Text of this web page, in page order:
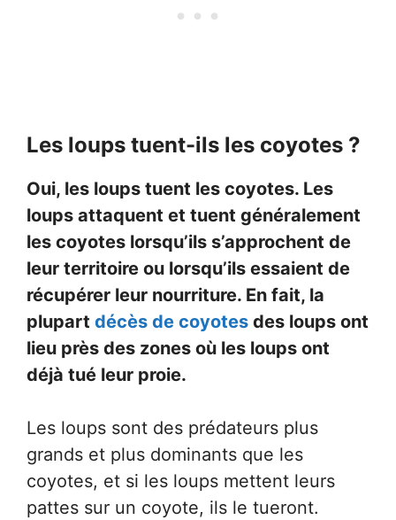
Les loups tuent-ils les coyotes ?
Oui, les loups tuent les coyotes. Les
loups attaquent et tuent généralement
les coyotes lorsqu’ils s’approchent de
leur territoire ou lorsqu’ils essaient de
récupérer leur nourriture. En fait, la
plupart décès de coyotes des loups ont
lieu près des zones où les loups ont
déjà tué leur proie.
Les loups sont des prédateurs plus
grands et plus dominants que les
coyotes, et si les loups mettent leurs
pattes sur un coyote, ils le tueront.